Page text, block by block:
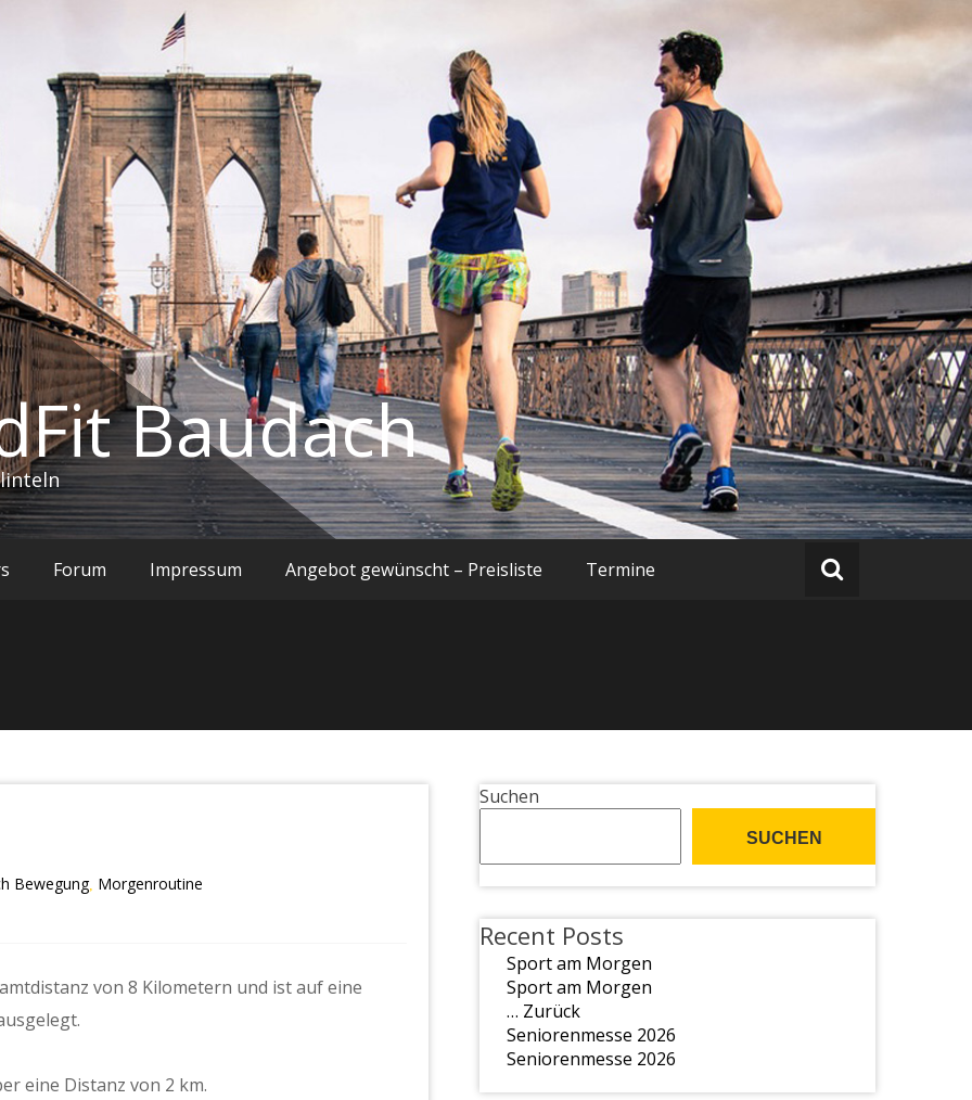
Baudach
Forum Impressum Angebot gewünscht – Preisliste Termine
Bewegung, Morgenroutine
von 8 Kilometern und ist auf eine
eine Distanz von 2 km.
Suchen
SUCHEN
Recent Posts
Sport am Morgen
Sport am Morgen
… Zurück
Seniorenmesse 2026
Seniorenmesse 2026